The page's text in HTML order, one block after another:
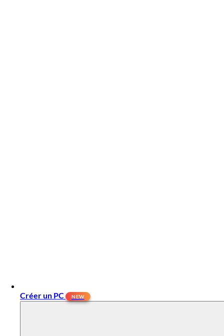
Créer un PC NEW